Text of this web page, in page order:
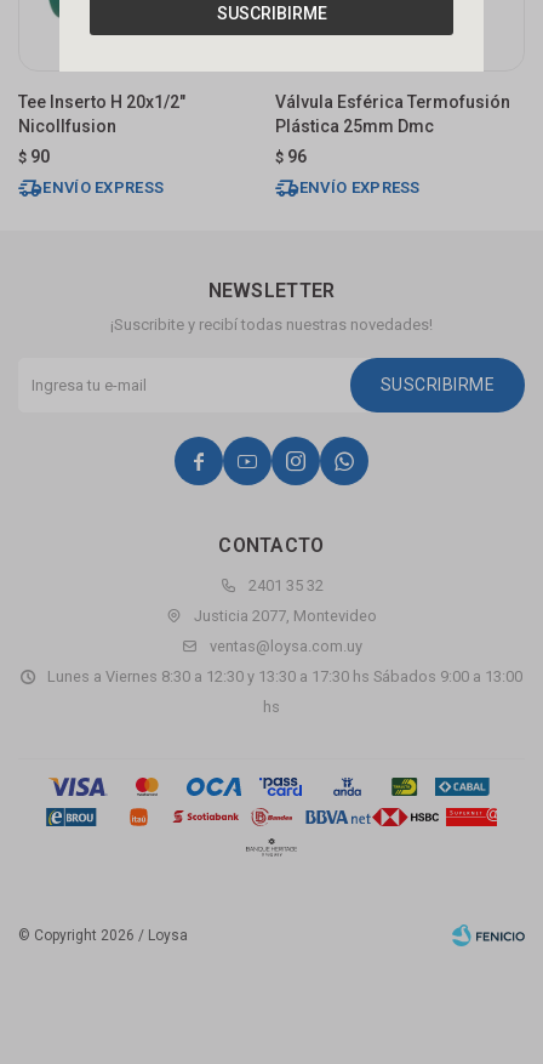
SUSCRIBIRME
Tee Inserto H 20x1/2"
Nicollfusion
$ 90
ENVÍO EXPRESS
Válvula Esférica Termofusión
Plástica 25mm Dmc
$ 96
ENVÍO EXPRESS
CONTACTO
2401 35 32
Justicia 2077, Montevideo
ventas@loysa.com.uy
Lunes a Viernes 8:30 a 12:30 y 13:30 a 17:30 hs Sábados 9:00 a 13:00
hs
NEWSLETTER
¡Suscribite y recibí todas nuestras novedades!
SUSCRIBIRME
   
© Copyright 2026 / Loysa